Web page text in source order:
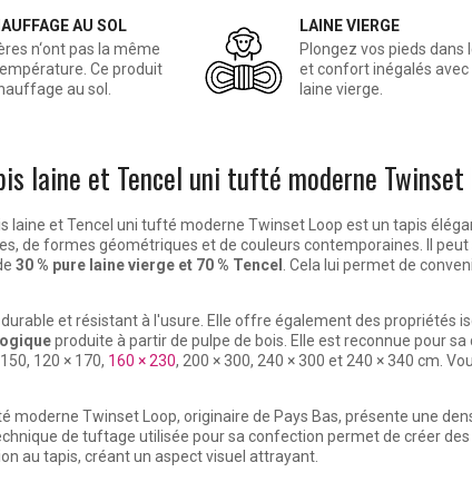
AU SOL
n‘ont pas la même
Ce produit
au sol.
LAINE VIERGE
Plongez vos pieds dans
et confort inégalés
laine vierge.
laine et Tencel uni tufté moderne
laine et Tencel uni tufté moderne Twinset Loop est un tapis
de formes géométriques et de couleurs contemporaines. Il
30 % pure laine vierge et 70 % Tencel
. Cela lui permet de
durable et résistant à l'usure. Elle offre également des
produite à partir de pulpe de bois. Elle est reconnue pour
120 × 170, 160 × 230, 200 × 300, 240 × 300 et 240 × 340 cm.
moderne Twinset Loop, originaire de Pays Bas, présente une
de tuftage utilisée pour sa confection permet de créer
au tapis, créant un aspect visuel attrayant.